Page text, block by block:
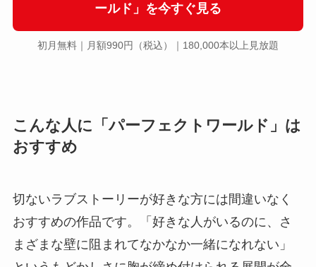
ールド」を今すぐ見る
初月無料｜月額990円（税込）｜180,000本以上見放題
こんな人に「パーフェクトワールド」は
おすすめ
切ないラブストーリーが好きな方には間違いなく
おすすめの作品です。「好きな人がいるのに、さ
まざまな壁に阻まれてなかなか一緒になれない」